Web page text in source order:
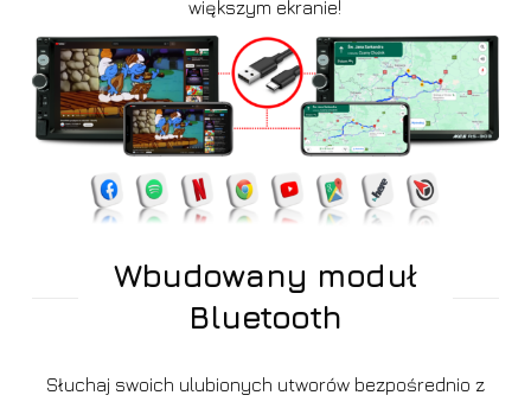
większym ekranie!
Wbudowany moduł
Bluetooth
Słuchaj swoich ulubionych utworów bezpośrednio z